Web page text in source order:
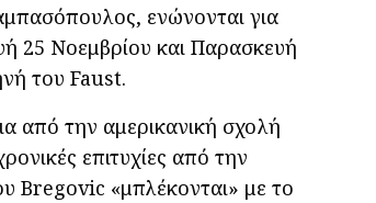
ενώνονται για
25 Νοεμβρίου και Παρασκευή
του Faust.
από την αμερικανική σχολή
επιτυχίες από την
Bregovic «μπλέκονται» με το